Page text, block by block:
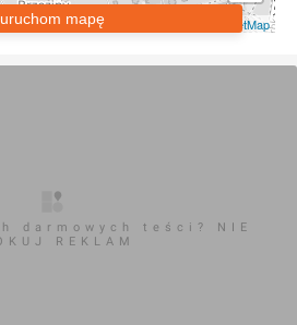
OpenStreetMap
uruchom mapę
darmowych teści? NIE
REKLAM